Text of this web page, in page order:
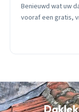
Benieuwd wat uw
vooraf een gratis,